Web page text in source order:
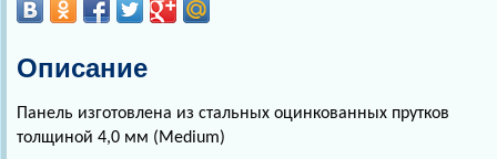
Описание
Панель изготовлена из стальных оцинкованных прутков
толщиной 4,0 мм (Medium)